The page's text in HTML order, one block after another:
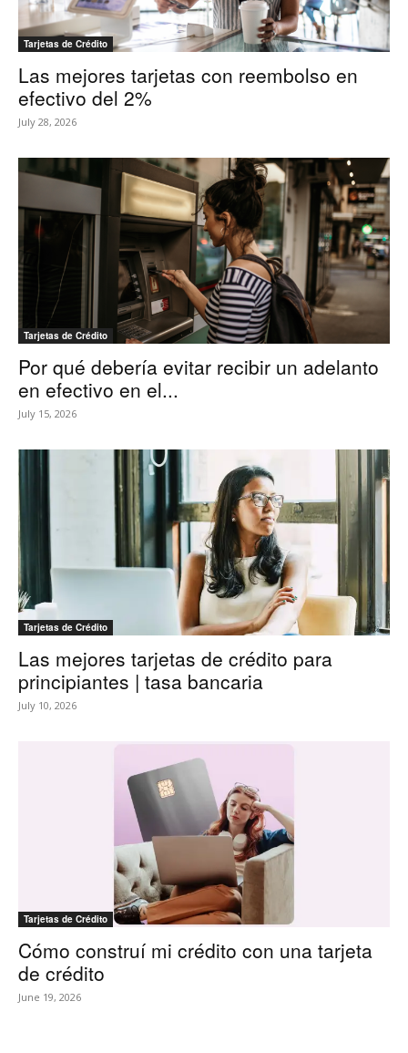
Tarjetas de Crédito
Las mejores tarjetas con reembolso en
efectivo del 2%
July 28, 2026
Tarjetas de Crédito
Por qué debería evitar recibir un adelanto
en efectivo en el...
July 15, 2026
Tarjetas de Crédito
Las mejores tarjetas de crédito para
principiantes | tasa bancaria
July 10, 2026
Tarjetas de Crédito
Cómo construí mi crédito con una tarjeta
de crédito
June 19, 2026